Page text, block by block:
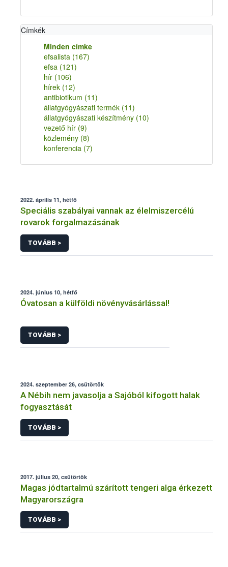
Címkék
Minden címke
efsalista (167)
efsa (121)
hír (106)
hírek (12)
antibiotikum (11)
állatgyógyászati termék (11)
állatgyógyászati készítmény (10)
vezető hír (9)
közlemény (8)
konferencia (7)
2022. április 11, hétfő
Speciális szabályai vannak az élelmiszercélú
rovarok forgalmazásának
TOVÁBB >
2024. június 10, hétfő
Óvatosan a külföldi növényvásárlással!
TOVÁBB >
2024. szeptember 26, csütörtök
A Nébih nem javasolja a Sajóból kifogott halak
fogyasztását
TOVÁBB >
2017. július 20, csütörtök
Magas jódtartalmú szárított tengeri alga érkezett
Magyarországra
TOVÁBB >